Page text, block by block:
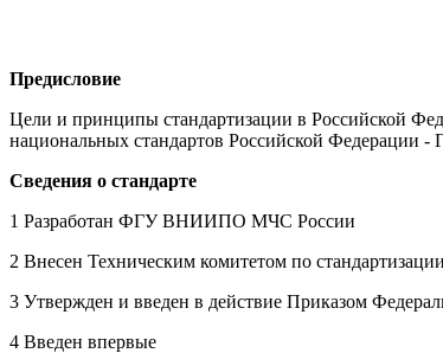
Предисловие
Цели и принципы стандартизации в Российской
национальных стандартов Российской Федерации
Сведения о стандарте
1 Разработан ФГУ ВНИИПО МЧС России
2 Внесен Техническим комитетом по
3 Утвержден и введен в действие Приказом
4 Введен впервые